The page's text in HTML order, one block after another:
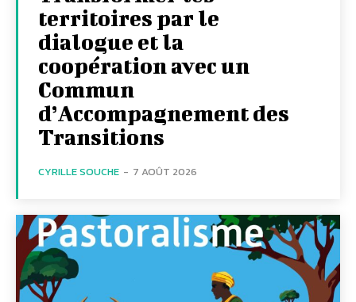
territoires par le
dialogue et la
coopération avec un
Commun
d’Accompagnement des
Transitions
CYRILLE SOUCHE - 7 AOÛT 2026